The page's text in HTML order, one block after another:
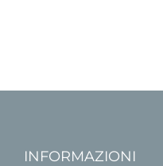
INFORMAZIONI